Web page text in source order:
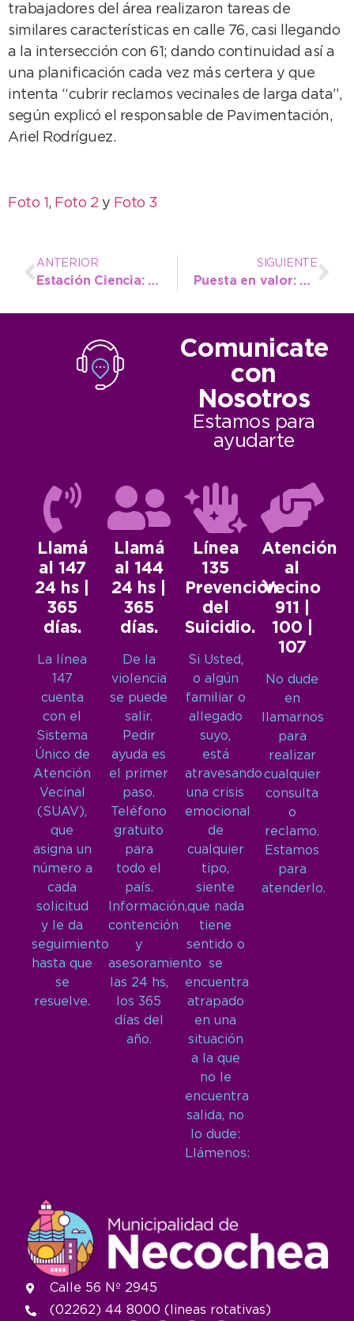
trabajadores del área realizaron tareas de
similares características en calle 76, casi llegando
a la intersección con 61; dando continuidad así a
una planificación cada vez más certera y que
intenta “cubrir reclamos vecinales de larga data”,
según explicó el responsable de Pavimentación,
Ariel Rodríguez.
Foto 1 , Foto 2 y Foto 3
ANTERIOR
Estación Ciencia: Educación solicita a las escuelas a que confirmen participación
SIGUIENTE
Puesta en valor: el Lago de los Cisnes apunta a volver a ser un gran atractivo
Comunicate
con
Nosotros
Estamos para
ayudarte
Llamá
al 147
24 hs |
365
días.
La línea
147
cuenta
con el
Sistema
Único de
Atención
Vecinal
(SUAV),
que
asigna un
número a
cada
solicitud
y le da
seguimiento
hasta que
se
resuelve.
Llamá
al 144
24 hs |
365
días.
De la
violencia
se puede
salir.
Pedir
ayuda es
el primer
paso.
Teléfono
gratuito
para
todo el
país.
Información,
contención
y
asesoramiento
las 24 hs,
los 365
días del
año.
Línea
135
Prevención
del
Suicidio.
Si Usted,
o algún
familiar o
allegado
suyo,
está
atravesando
una crisis
emocional
de
cualquier
tipo,
siente
que nada
tiene
sentido o
se
encuentra
atrapado
en una
situación
a la que
no le
encuentra
salida, no
lo dude:
Llámenos:
Atención
al
Vecino
911 |
100 |
107
No dude
en
llamarnos
para
realizar
cualquier
consulta
o
reclamo.
Estamos
para
atenderlo.
Calle 56 Nº 2945
(02262) 44 8000 (lineas rotativas)